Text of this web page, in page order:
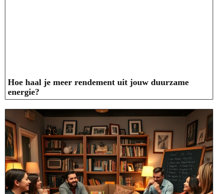
Hoe haal je meer rendement uit jouw duurzame
energie?